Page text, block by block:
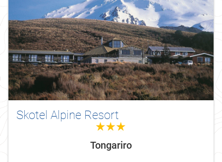
Skotel Alpine Resort
3.0
Tongariro